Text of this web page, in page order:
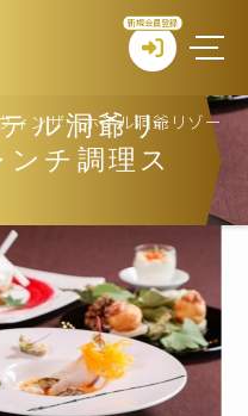
新規会員登録
ル洞爺リ
チ調理ス
ィンザーホテル洞爺リゾー